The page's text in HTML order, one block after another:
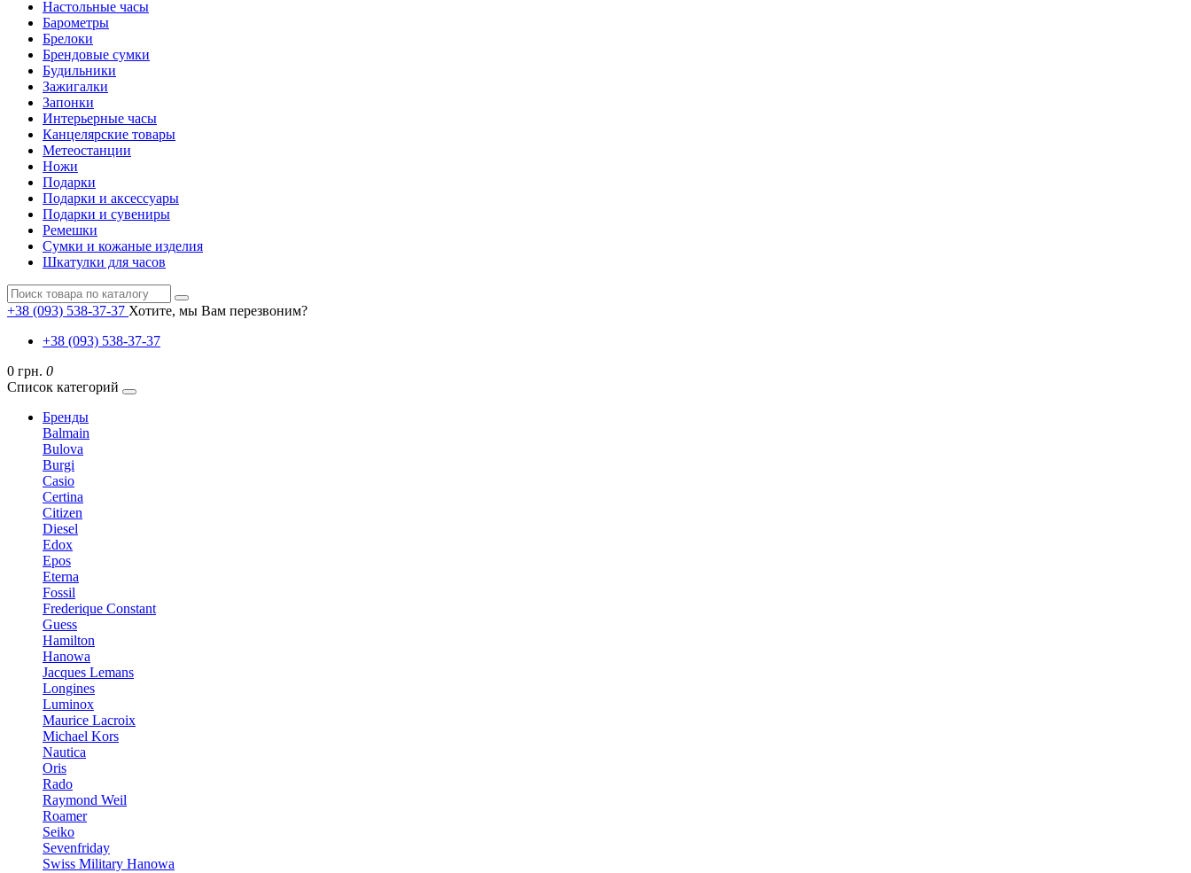
Настольные часы
Барометры
Брелоки
Брендовые сумки
Будильники
Зажигалки
Запонки
Интерьерные часы
Канцелярские товары
Метеостанции
Ножи
Подарки
Подарки и аксессуары
Подарки и сувениры
Ремешки
Сумки и кожаные изделия
Шкатулки для часов
+38 (093) 538-37-37 Хотите, мы Вам перезвоним?
+38 (093) 538-37-37
0 грн. 0
Список категорий
Бренды
Balmain
Bulova
Burgi
Casio
Certina
Citizen
Diesel
Edox
Epos
Eterna
Fossil
Frederique Constant
Guess
Hamilton
Hanowa
Jacques Lemans
Longines
Luminox
Maurice Lacroix
Michael Kors
Nautica
Oris
Rado
Raymond Weil
Roamer
Seiko
Sevenfriday
Swiss Military Hanowa